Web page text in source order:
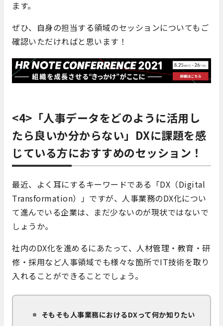
ます。
ぜひ、自身の担当する領域のセッションについてもご
確認いただければと思います！
<4>「人事データをどのように活用し
たら良いか分からない」DXに課題を感
じている方におすすめのセッション！
最近、よく耳にするキーワードである「DX（Digital
Transformation）」ですが、人事業務のDX化につい
て進んでいる企業は、まだ少ないのが現状ではないで
しょうか。
社内のDX化を進めるにあたって、人材管理・教育・研
修・採用など人事領域でも様々な箇所でIT技術を取り
入れることができることでしょう。
そもそも人事業務におけるDXって何か知りたい